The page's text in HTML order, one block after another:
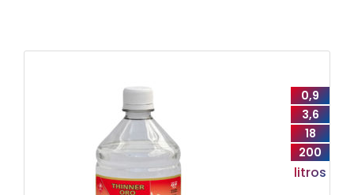
0,9
3,6
18
200
litros